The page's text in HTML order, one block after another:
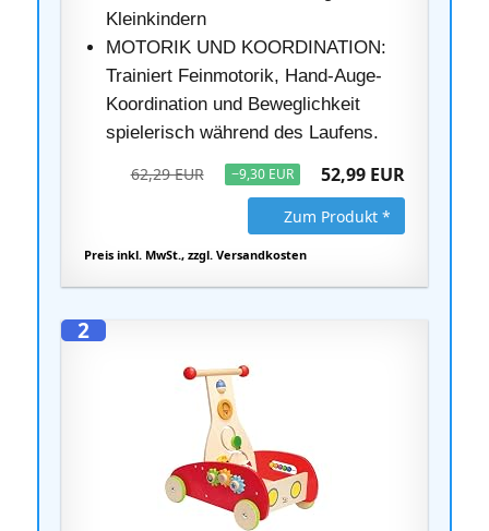
Kleinkindern
MOTORIK UND KOORDINATION:
Trainiert Feinmotorik, Hand-Auge-
Koordination und Beweglichkeit
spielerisch während des Laufens.
62,29 EUR −9,30 EUR 52,99 EUR
Zum Produkt *
Preis inkl. MwSt., zzgl. Versandkosten
2